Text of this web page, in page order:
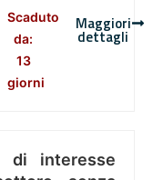
Scaduto
da:
13
giorni
Maggiori
dettagli
di interesse